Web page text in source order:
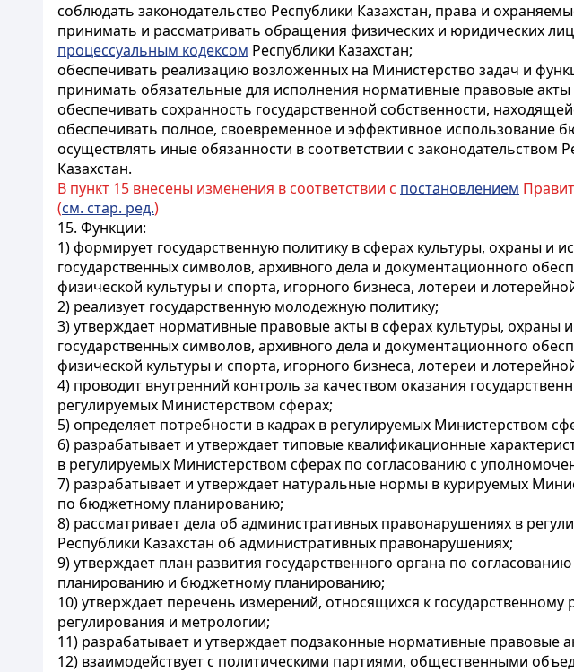
соблюдать законодательство Республики Казахстан, права и
принимать и рассматривать обращения физических и юридических
процессуальным кодексом Республики Казахстан;
обеспечивать реализацию возложенных на Министерство задач и
принимать обязательные для исполнения нормативные правовые акты
обеспечивать сохранность государственной собственности,
обеспечивать полное, своевременное и эффективное использование
осуществлять иные обязанности в соответствии с законодательством
Казахстан.
В пункт 15 внесены изменения в соответствии с постановлением
(см. стар. ред.)
15. Функции:
1) формирует государственную политику в сферах культуры, охраны и
государственных символов, архивного дела и документационного
физической культуры и спорта, игорного бизнеса, лотереи и
2) реализует государственную молодежную политику;
3) утверждает нормативные правовые акты в сферах культуры, охраны
государственных символов, архивного дела и документационного
физической культуры и спорта, игорного бизнеса, лотереи и
4) проводит внутренний контроль за качеством оказания
регулируемых Министерством сферах;
5) определяет потребности в кадрах в регулируемых Министерством
6) разрабатывает и утверждает типовые квалификационные
в регулируемых Министерством сферах по согласованию с
7) разрабатывает и утверждает натуральные нормы в курируемых
по бюджетному планированию;
8) рассматривает дела об административных правонарушениях в
Республики Казахстан об административных правонарушениях;
9) утверждает план развития государственного органа по
планированию и бюджетному планированию;
10) утверждает перечень измерений, относящихся к
регулирования и метрологии;
11) разрабатывает и утверждает подзаконные нормативные правовые
12) взаимодействует с политическими партиями, общественными